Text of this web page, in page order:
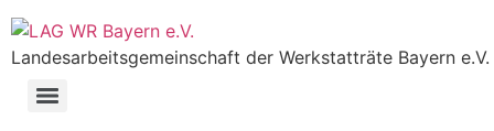
Landesarbeitsgemeinschaft der Werkstatträte Bayern e.V.